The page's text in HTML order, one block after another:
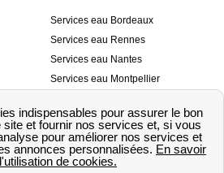
Services eau Bordeaux
Services eau Rennes
Services eau Nantes
Services eau Montpellier
Services eau Strasbourg